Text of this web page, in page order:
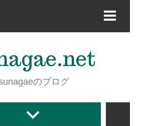
のブログ